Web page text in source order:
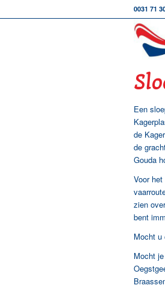
0031 71
Een
de
de
Gouda
Voor
zien
bent
Mocht u
Mocht